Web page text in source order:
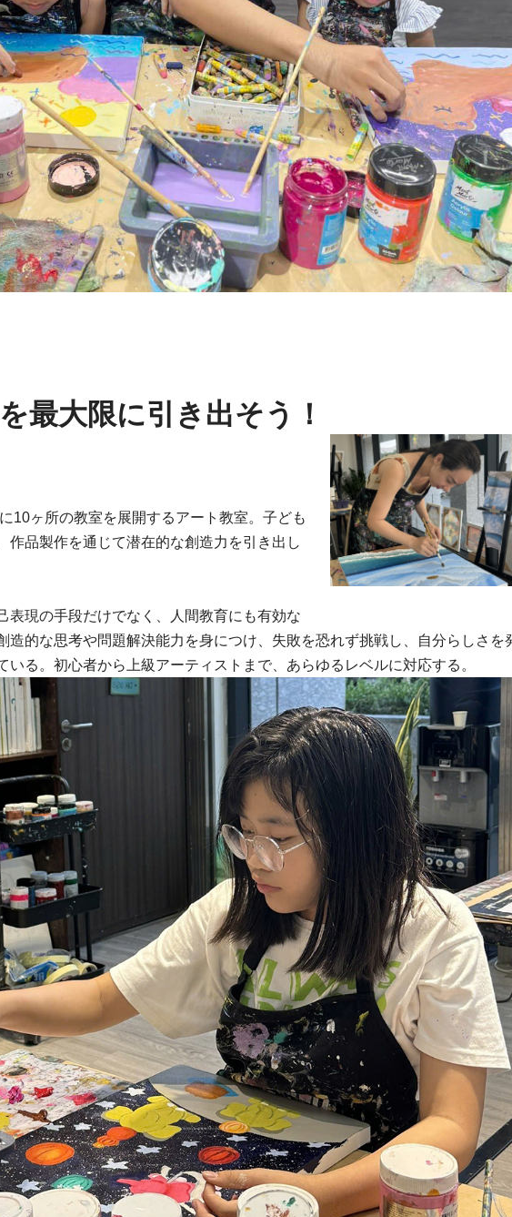
最大限に引き出そう！
10ヶ所の教室を展開するアート教室。子ども
作品製作を通じて潜在的な創造力を引き出し
表現の手段だけでなく、人間教育にも有効な
造的な思考や問題解決能力を身につけ、失敗を恐れず挑戦し、自分らしさを
いる。初心者から上級アーティストまで、あらゆるレベルに対応する。